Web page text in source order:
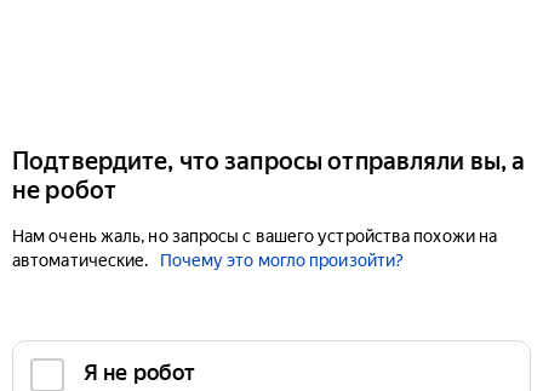
Подтвердите, что запросы отправляли вы, а
не робот
Нам очень жаль, но запросы с вашего устройства похожи на
автоматические.
Почему это могло произойти?